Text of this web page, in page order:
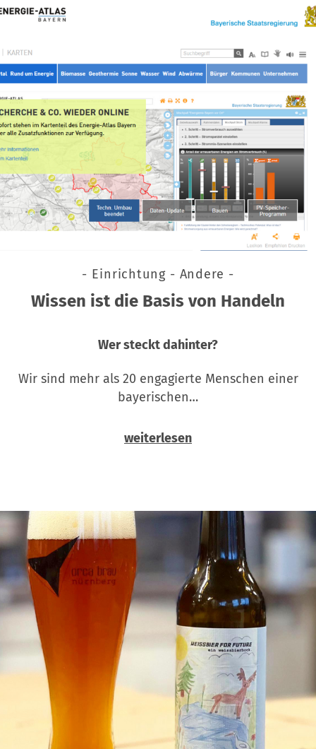
- Einrichtung - Andere -
Wissen ist die Basis von Handeln
Wer steckt dahinter?
Wir sind mehr als 20 engagierte Menschen einer
bayerischen…
weiterlesen